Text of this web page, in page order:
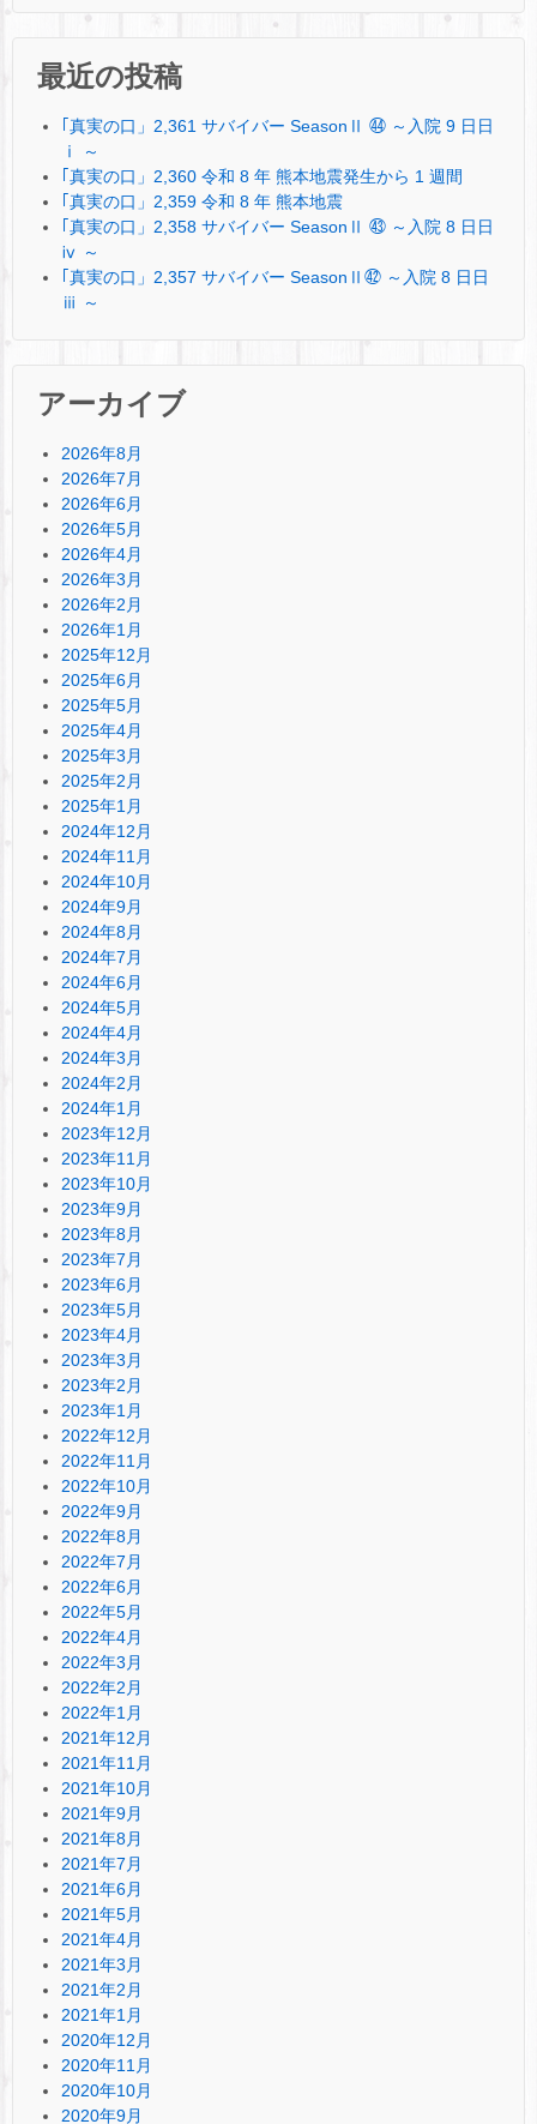
最近の投稿
｢真実の口」2,361 サバイバー SeasonⅡ ㊹ ～入院 9 日日
ⅰ ～
｢真実の口」2,360 令和 8 年 熊本地震発生から 1 週間
｢真実の口」2,359 令和 8 年 熊本地震
｢真実の口」2,358 サバイバー SeasonⅡ ㊸ ～入院 8 日日
ⅳ ～
｢真実の口」2,357 サバイバー SeasonⅡ㊷ ～入院 8 日日
ⅲ ～
アーカイブ
2026年8月
2026年7月
2026年6月
2026年5月
2026年4月
2026年3月
2026年2月
2026年1月
2025年12月
2025年6月
2025年5月
2025年4月
2025年3月
2025年2月
2025年1月
2024年12月
2024年11月
2024年10月
2024年9月
2024年8月
2024年7月
2024年6月
2024年5月
2024年4月
2024年3月
2024年2月
2024年1月
2023年12月
2023年11月
2023年10月
2023年9月
2023年8月
2023年7月
2023年6月
2023年5月
2023年4月
2023年3月
2023年2月
2023年1月
2022年12月
2022年11月
2022年10月
2022年9月
2022年8月
2022年7月
2022年6月
2022年5月
2022年4月
2022年3月
2022年2月
2022年1月
2021年12月
2021年11月
2021年10月
2021年9月
2021年8月
2021年7月
2021年6月
2021年5月
2021年4月
2021年3月
2021年2月
2021年1月
2020年12月
2020年11月
2020年10月
2020年9月